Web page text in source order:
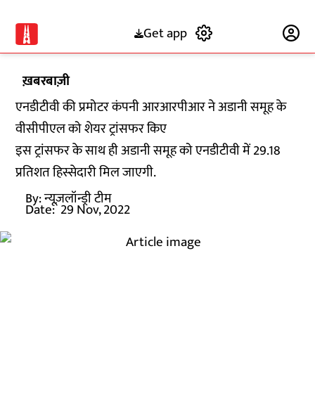
Get app
ख़बरबाज़ी
एनडीटीवी की प्रमोटर कंपनी आरआरपीआर ने अडानी समूह के
वीसीपीएल को शेयर ट्रांसफर किए
इस ट्रांसफर के साथ ही अडानी समूह को एनडीटीवी में 29.18
प्रतिशत हिस्सेदारी मिल जाएगी.
By:न्यूज़लॉन्ड्री टीम
Date: 29 Nov, 2022